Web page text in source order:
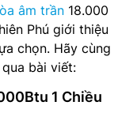
âm trần 18.000
Phú giới thiệu
chọn. Hãy cùng
bài viết:
1 Chiều